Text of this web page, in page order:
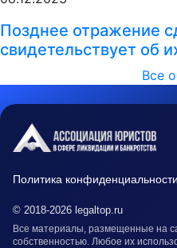
Позднее отражение
свидетельствует об
Все
Политика конфиденциальности
© 2018-2026 legaltop.ru
Все материалы, размещенные на
собственностью. Любое их